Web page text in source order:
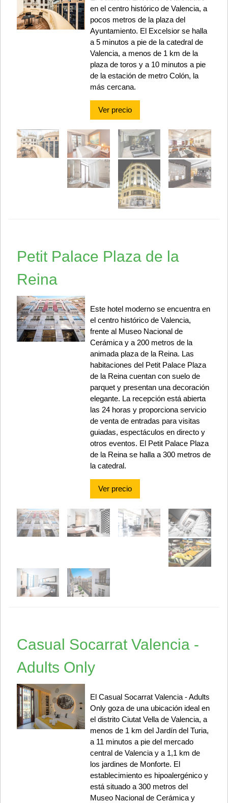
en el centro histórico de Valencia, a
pocos metros de la plaza del
Ayuntamiento. El Excelsior se halla
a 5 minutos a pie de la catedral de
Valencia, a menos de 1 km de la
plaza de toros y a 10 minutos a pie
de la estación de metro Colón, la
más cercana.
Ver precio
Petit Palace Plaza de la
Reina
Este hotel moderno se encuentra en
el centro histórico de Valencia,
frente al Museo Nacional de
Cerámica y a 200 metros de la
animada plaza de la Reina. Las
habitaciones del Petit Palace Plaza
de la Reina cuentan con suelo de
parquet y presentan una decoración
elegante. La recepción está abierta
las 24 horas y proporciona servicio
de venta de entradas para visitas
guiadas, espectáculos en directo y
otros eventos. El Petit Palace Plaza
de la Reina se halla a 300 metros de
la catedral.
Ver precio
Casual Socarrat Valencia -
Adults Only
El Casual Socarrat Valencia - Adults
Only goza de una ubicación ideal en
el distrito Ciutat Vella de Valencia, a
menos de 1 km del Jardín del Turia,
a 11 minutos a pie del mercado
central de Valencia y a 1,1 km de
los jardines de Monforte. El
establecimiento es hipoalergénico y
está situado a 300 metros del
Museo Nacional de Cerámica y